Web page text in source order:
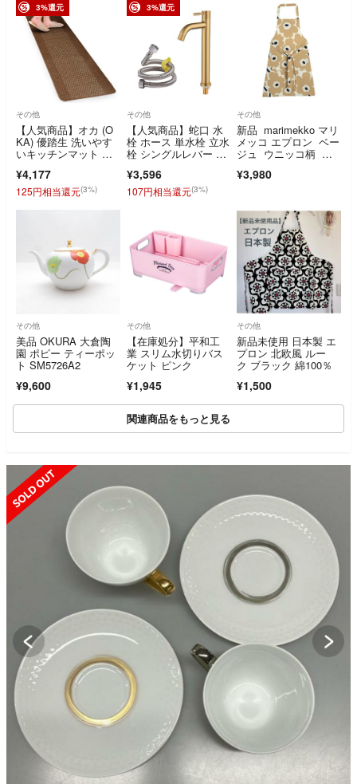
3%還元
その他
【人気商品】オカ (O
KA) 優踏生 洗いやす
いキッチンマット ブ
¥4,177
125円相当還元(3%)
3%還元
その他
【人気商品】蛇口 水
栓 ホース 単水栓 立水
栓 シングルレバー 洗
¥3,596
107円相当還元(3%)
その他
新品 marimekko マリ
メッコ エプロン ベー
ジュ ウニッコ柄 花
¥3,980
その他
美品 OKURA 大倉陶
園 ポピー ティーポッ
ト SM5726A2
¥9,600
その他
【在庫処分】平和工
業 スリム水切りバス
ケット ピンク
¥1,945
その他
新品未使用 日本製 エ
プロン 北欧風 ルー
ク ブラック 綿100％
¥1,500
関連商品をもっと見る